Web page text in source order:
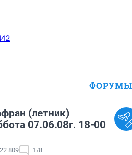
ФОРУМЫ
(летник)
07.06.08г. 18-00
22 809 178